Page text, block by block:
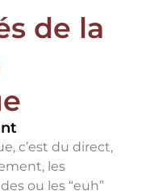
de la
c’est du direct,
les
ou les “euh”